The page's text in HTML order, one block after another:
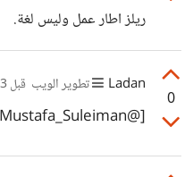
ريلز اطار عمل وليس لغة.
0
Ladan تطوير الويب قبل 3 سنوات
[@Mustafa_Suleiman] كيف عرفت؟